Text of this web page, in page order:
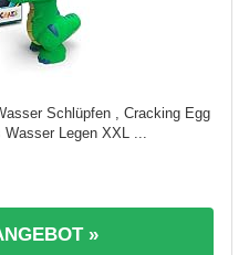
Schlüpfen , Cracking Egg
Wasser Legen XXL ...
»